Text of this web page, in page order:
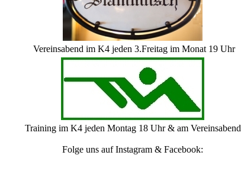
Vereinsabend im K4 jeden 3.Freitag im Monat 19 Uhr
Training im K4 jeden Montag 18 Uhr & am Vereinsabend
Folge uns auf Instagram & Facebook: